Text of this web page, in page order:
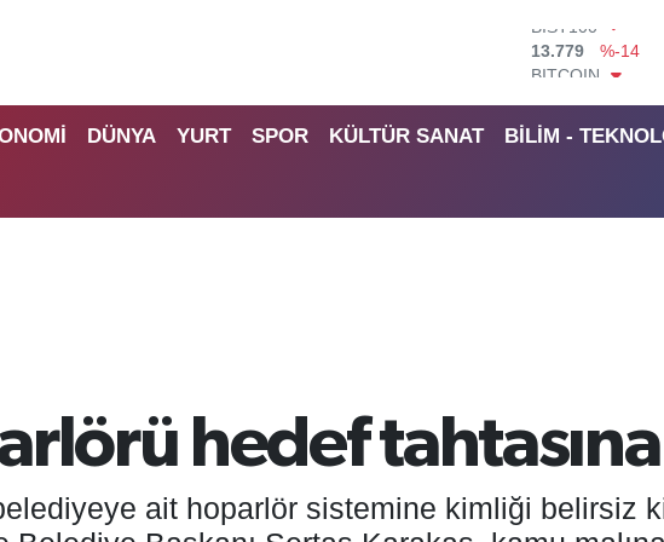
BITCOIN
64.815,30
EURO
DÜNYA YURT SPOR KÜLTÜR SANAT BİLİM -
hedef
ait hoparlör sistemine kimliği belirsiz